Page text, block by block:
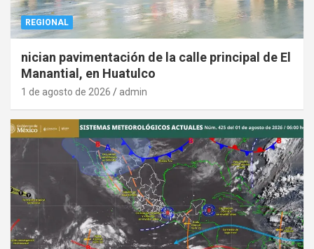
REGIONAL
nician pavimentación de la calle principal de El
Manantial, en Huatulco
1 de agosto de 2026 admin